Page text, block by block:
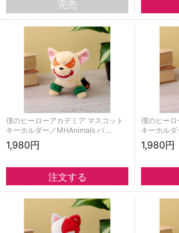
完売
僕のヒーローアカデミア マスコット
キーホルダー／MHAnimals バ …
1,980円
僕のヒーロ
キーホル
1,980円